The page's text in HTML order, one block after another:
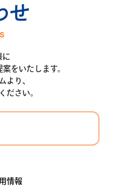
せ
に
をいたします。
より、
ださい。
情報